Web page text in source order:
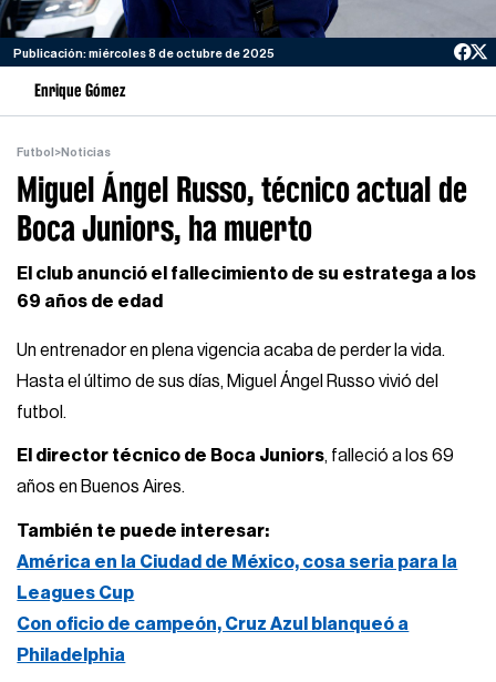
Publicación: miércoles 8 de octubre de 2025
Enrique Gómez
Futbol >Noticias
Miguel Ángel Russo, técnico actual de
Boca Juniors, ha muerto
El club anunció el fallecimiento de su estratega a los
69 años de edad
Un entrenador en plena vigencia acaba de perder la vida.
Hasta el último de sus días, Miguel Ángel Russo vivió del
futbol.
El director técnico de Boca Juniors, falleció a los 69
años en Buenos Aires.
También te puede interesar:
América en la Ciudad de México, cosa seria para la
Leagues Cup
Con oficio de campeón, Cruz Azul blanqueó a
Philadelphia